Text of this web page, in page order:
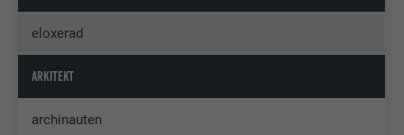
eloxerad
ARKITEKT
archinauten